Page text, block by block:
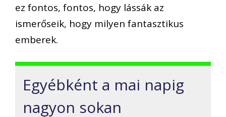
ez fontos, fontos, hogy lássák az
ismerőseik, hogy milyen fantasztikus
emberek.
Egyébként a mai napig
nagyon sokan